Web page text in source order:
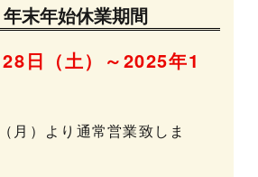
末年始休業期間
日（土）～2025年1
月）より通常営業致しま